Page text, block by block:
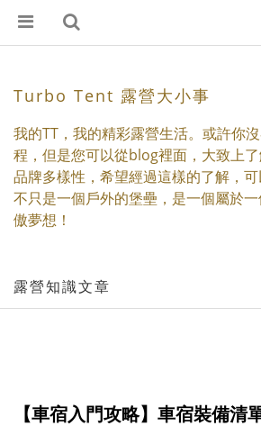
Turbo Tent 露營大小事
我的TT，我的精彩露營生活。或許你
程，但是您可以從blog裡面，大致上
品牌多樣性，希望經過這樣的了解，
不只是一個戶外的堡壘，是一個屬於
傲夢想！
露營知識文章
【車宿入門攻略】車宿裝備清